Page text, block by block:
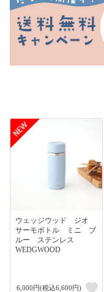
ウェッジウッド ジオ
サーモボトル ミニ ブ
ルー ステンレス
WEDGWOOD
6,000円(税込6,600円)